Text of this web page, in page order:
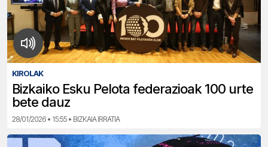
KIROLAK
Bizkaiko Esku Pelota federazioak 100 urte
bete dauz
28/01/2026 • 15:55 • BIZKAIA IRRATIA